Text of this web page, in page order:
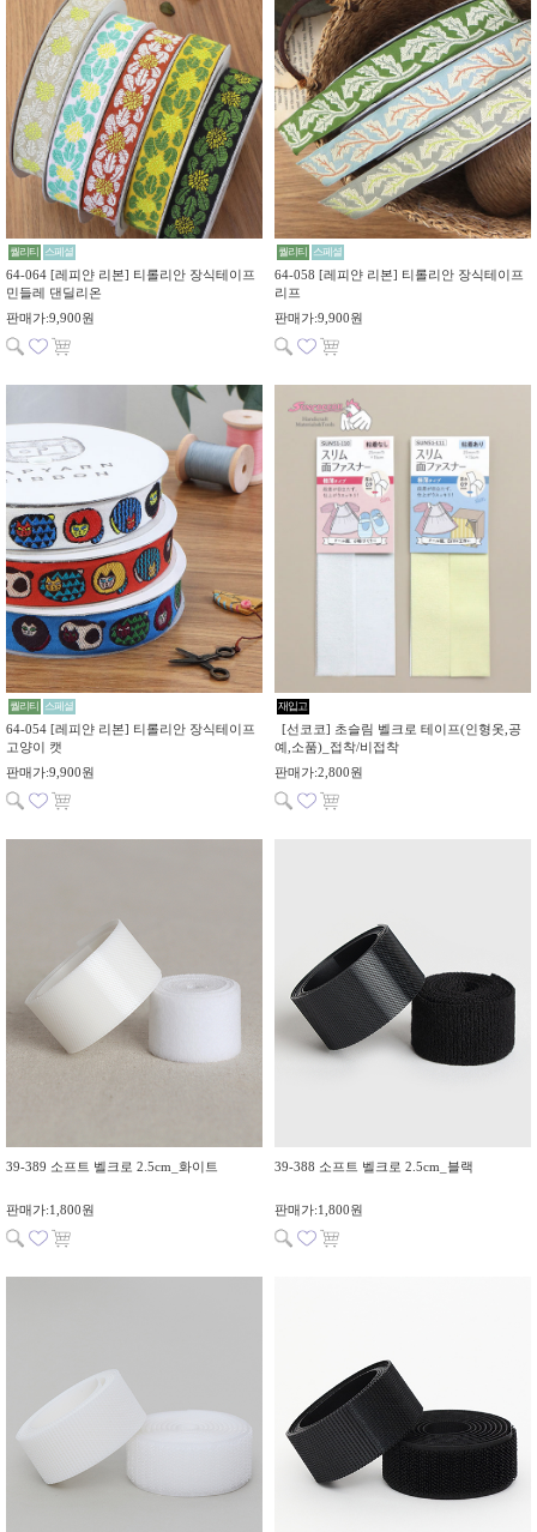
퀄리티 스페셜
64-064 [레피얀 리본] 티롤리안 장식테이프
민들레 댄딜리온
판매가:9,900원
퀄리티 스페셜
64-058 [레피얀 리본] 티롤리안 장식테이프
리프
판매가:9,900원
퀄리티 스페셜
64-054 [레피얀 리본] 티롤리안 장식테이프
고양이 캣
판매가:9,900원
재입고
예,소품)_접착/비접착
판매가:2,800원
39-389 소프트 벨크로 2.5cm_화이트
판매가:1,800원
39-388 소프트 벨크로 2.5cm_블랙
판매가:1,800원